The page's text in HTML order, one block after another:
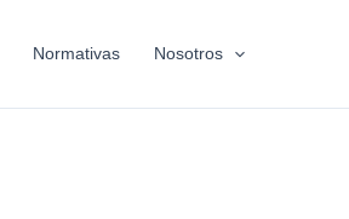
Normativas Nosotros